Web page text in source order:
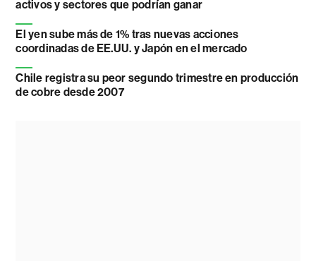
activos y sectores que podrían ganar
El yen sube más de 1% tras nuevas acciones
coordinadas de EE.UU. y Japón en el mercado
Chile registra su peor segundo trimestre en producción
de cobre desde 2007